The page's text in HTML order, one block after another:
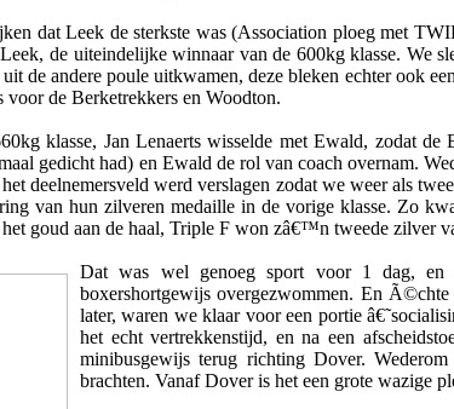
dat Leek de sterkste was (Association ploeg met
de uiteindelijke winnaar van de 600kg klasse. We
de andere poule uitkwamen, deze bleken echter ook
de Berketrekkers en Woodton.
klasse, Jan Lenaerts wisselde met Ewald, zodat
gedicht had) en Ewald de rol van coach overnam.
deelnemersveld werd verslagen zodat we weer als
van hun zilveren medaille in de vorige klasse. Zo
goud aan de haal, Triple F won zâ€™n tweede zilver
Dat was wel genoeg sport voor 1 dag, en
boxershortgewijs overgezwommen. En
later, waren we klaar voor een portie
het echt vertrekkenstijd, en na een
minibusgewijs terug richting Dover.
brachten. Vanaf Dover is het een grote wazige